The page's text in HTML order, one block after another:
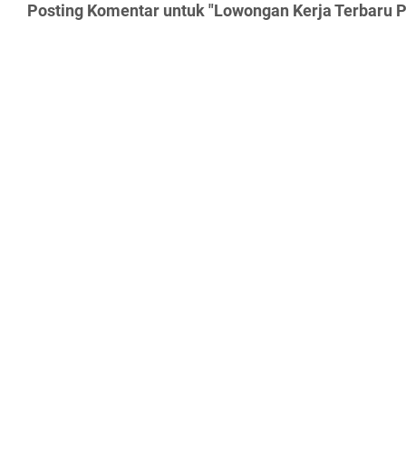
Posting Komentar untuk "Lowongan Kerja Terbaru